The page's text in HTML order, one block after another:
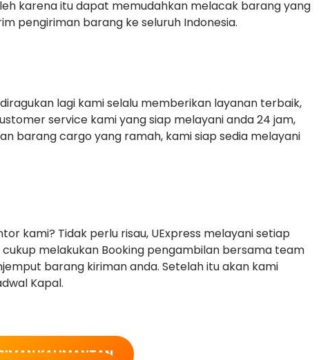
karena itu dapat memudahkan melacak barang yang
pengiriman barang ke seluruh Indonesia.
lagi kami selalu memberikan layanan terbaik,
service kami yang siap melayani anda 24 jam,
barang cargo yang ramah, kami siap sedia melayani
kami? Tidak perlu risau, UExpress melayani setiap
melakukan Booking pengambilan bersama team
barang kiriman anda. Setelah itu akan kami
Kapal.
KALIMANTAN